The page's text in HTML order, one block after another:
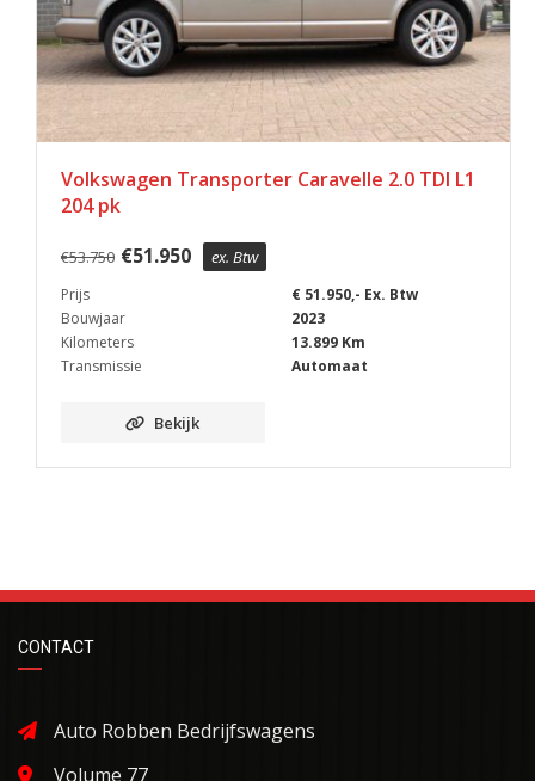
Volkswagen Transporter Caravelle 2.0 TDI L1
204 pk
€53.750 €51.950 ex. Btw
Prijs
€ 51.950,- Ex. Btw
Bouwjaar
2023
Kilometers
13.899 Km
Transmissie
Automaat
Bekijk
CONTACT
Auto Robben Bedrijfswagens
Volume 77